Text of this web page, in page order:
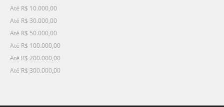
Até R$ 10.000,00
Até R$ 30.000,00
Até R$ 50.000,00
Até R$ 100.000,00
Até R$ 200.000,00
Até R$ 300.000,00